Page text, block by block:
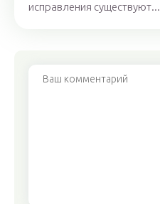
исправления существуют...